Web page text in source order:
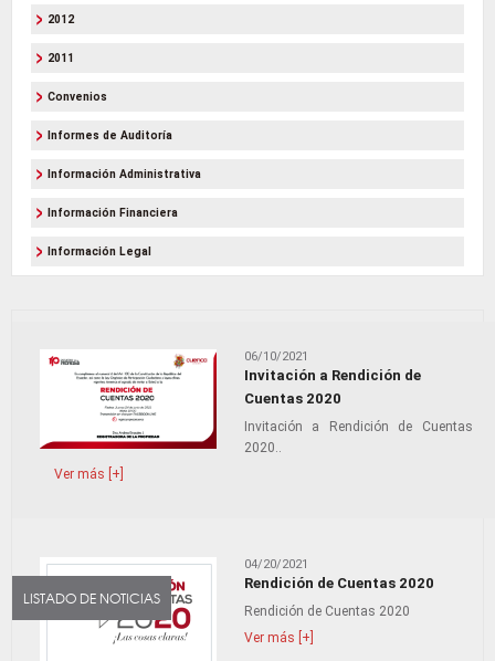
2012
2011
Convenios
Informes de Auditoría
Información Administrativa
Información Financiera
Información Legal
LISTADO DE NOTICIAS
06/10/2021
Invitación a Rendición de
Cuentas 2020
Invitación a Rendición de Cuentas
2020..
Ver más [+]
04/20/2021
Rendición de Cuentas 2020
Rendición de Cuentas 2020
Ver más [+]